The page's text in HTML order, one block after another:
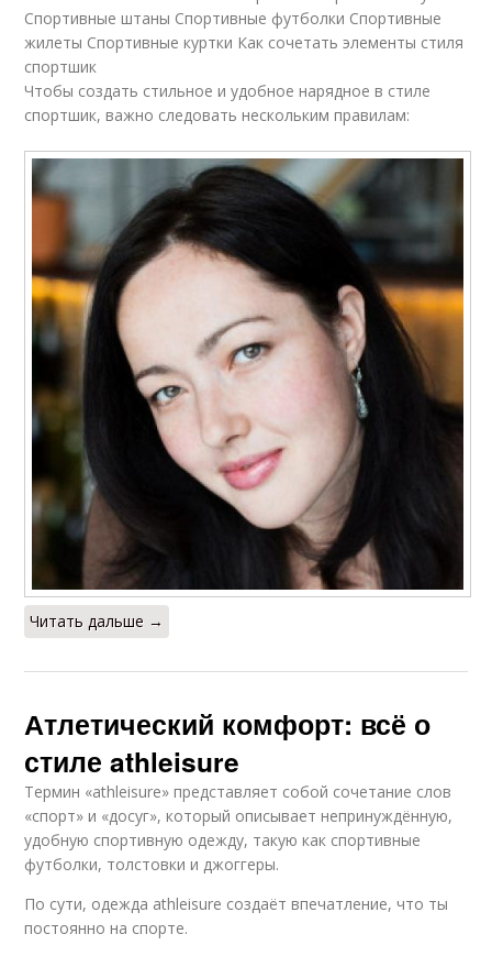
Спортивные штаны Спортивные футболки Спортивные
жилеты Спортивные куртки Как сочетать элементы стиля
спортшик
Чтобы создать стильное и удобное нарядное в стиле
спортшик, важно следовать нескольким правилам:
Читать дальше →
Атлетический комфорт: всё о
стиле athleisure
Термин «athleisure» представляет собой сочетание слов
«спорт» и «досуг», который описывает непринуждённую,
удобную спортивную одежду, такую ​​​​как спортивные
футболки, толстовки и джоггеры.
По сути, одежда athleisure создаёт впечатление, что ты
постоянно на спорте.